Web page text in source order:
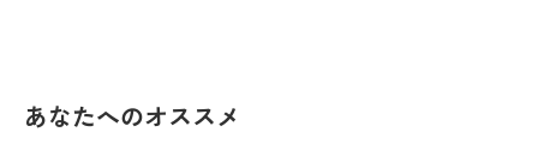
あなたへのオススメ